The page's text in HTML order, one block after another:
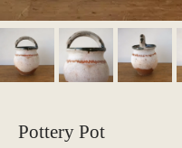
Pottery Pot